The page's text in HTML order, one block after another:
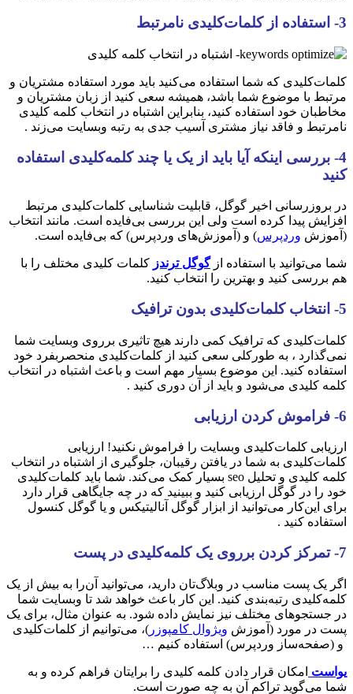
3- استفاده از کلمات‌کلیدی نامرتبط
کلمات‌کلیدی که شما استفاده می‌کنید باید مورد استفاده مشتریان و
مرتبط با موضوع شما باشد، همیشه سعی کنید از زبان مشتریان و
مخاطبان خود استفاده کنید، بنابراین اشتباه در انتخاب کلمه کلیدی
نامرتبط و فاقد نیاز مشتری آسیب جدی به رتبه وبسایت می‌زند .
4- بررسی اینکه آیا باید از یک یا چند کلمه‌کلیدی استفاده
کنید
در بروزرسانی اخیر گوگل، قابلیت شناسایی کلمات‌کلیدی مرتبط
افزایش پیدا کرده‌ است ولی این بررسی بی‌فایده است. مانند انتخاب
(آموزش وردپرس) و (آموزش‌های وردپرس) که بی‌فایده است.
شما می‌توانید با استفاده ازگوگل ترندز کلمات کلیدی مختلف را با
هم بررسی کنید و بهترین را انتخاب کنید.
5- انتخاب کلمات‌کلیدی بدون ترافیک
کلمات‌کلیدی که ترافیک کمی دارند هیچ تاثیری برروی وبسایت شما
نمی‌گذارد ، به طورکلی سعی کنید از کلمات‌کلیدی منحصربفرد خود
استفاده کنید. این موضوع بسیار مهم است و باعث اشتباه در انتخاب
کلمه کلیدی می‌شود و باید از آن دوری کنید .
6- فراموش کردن ارزیابی
ارزیابی کلمات‌کلیدی وبسایت را فراموش نکنید! ارزیابی
کلمات‌کلیدی به شما در یافتن رقیبان، جلوگیری از اشتباه در انتخاب
کلمه کلیدی و تحلیل seo بسیار کمک می‌کند. شما باید کلمات‌کلیدی
خود را در گوگل ارزیابی کنید و ببینید که در چه جایگاهی قرار دارد
برای این‌کار می‌توانید از ابزار گوگل آنالیتیکس و یا گوگل کنسول
استفاده کنید .
7- تمرکز کردن برروی یک کلمه‌کلیدی در پست
اگر یک پست مناسب در وبلاگ‌تان دارید، می‌توانید آن‌را به بیش از یک
کلمه‌کلیدی رتبه‌بندی کنید. این کار باعث خواهد شد تا وبسایت شما
در جستجو‌های مختلف نیز نمایش داده شود. به عنوان مثال، برای یک
پست در مورد (آموزش ویژوال کامپوزر )، می‌توانیم از کلمات‌کلیدی
و (صفحه‌ساز وردپرس) استفاده کنیم …
یواست امکان قرار دادن کلمه کلیدی را برایتان فراهم کرده و به
شما می‌گوید تراکم آن به چه صورت است.